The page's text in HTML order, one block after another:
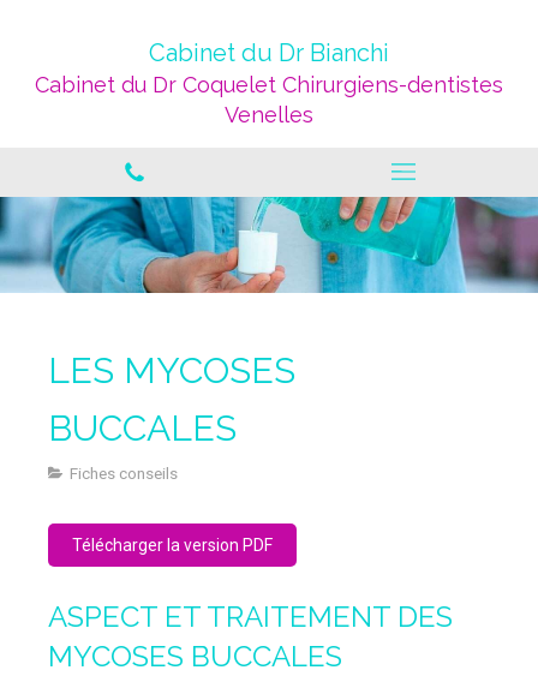
Cabinet du Dr Bianchi
Cabinet du Dr Coquelet Chirurgiens-dentistes
Venelles
LES MYCOSES
BUCCALES
Fiches conseils
Télécharger la version PDF
ASPECT ET TRAITEMENT DES
MYCOSES BUCCALES